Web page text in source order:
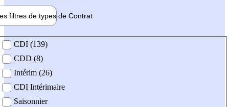
filtres de types de Contrat
contrat
CDI (139)
CDD (8)
Intérim (26)
CDI Intérimaire
Saisonnier